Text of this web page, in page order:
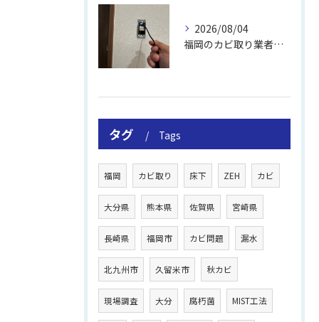
2026/08/04
福岡のカビ取り業者おすすめの選び方と費用
タグ Tags
福岡 カビ取り 床下 ZEH カビ
大分県 熊本県 佐賀県 宮崎県
長崎県 福岡市 カビ問題 漏水
北九州市 久留米市 秋カビ
現場調査 大分 腐朽菌 MIST工法